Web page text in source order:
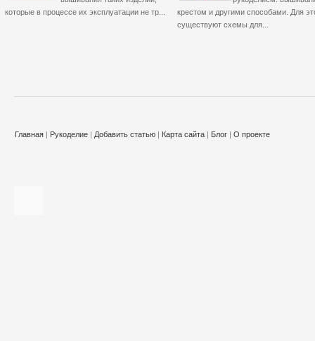
которые в процессе их эксплуатации не тр...
крестом и другими способами. Для
существуют схемы для...
Главная | Рукоделие | Добавить статью | Карта сайта | Блог | О проекте